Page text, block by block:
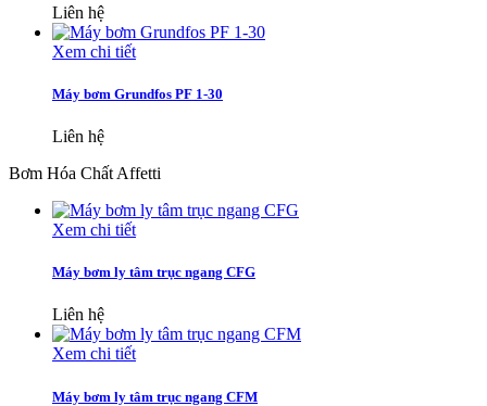
Liên hệ
Xem chi tiết
Máy bơm Grundfos PF 1-30
Liên hệ
Bơm Hóa Chất Affetti
Xem chi tiết
Máy bơm ly tâm trục ngang CFG
Liên hệ
Xem chi tiết
Máy bơm ly tâm trục ngang CFM